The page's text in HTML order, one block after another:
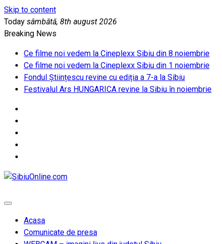
Skip to content
Today sâmbătă, 8th august 2026
Breaking News
Ce filme noi vedem la Cineplexx Sibiu din 8 noiembrie
Ce filme noi vedem la Cineplexx Sibiu din 1 noiembrie
Fondul Științescu revine cu ediția a 7-a la Sibiu
Festivalul Ars HUNGARICA revine la Sibiu în noiembrie
Acasa
Comunicate de presa